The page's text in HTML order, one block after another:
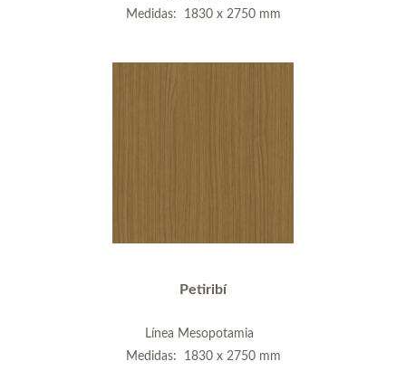
Medidas: 1830 x 2750 mm
Petiribí
Línea Mesopotamia
Medidas: 1830 x 2750 mm